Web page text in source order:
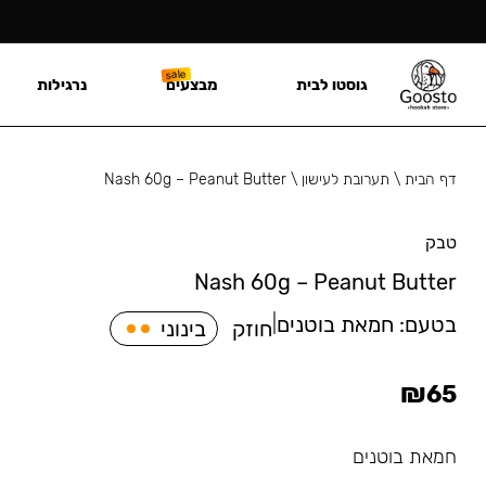
דף הבית\ תערובת לעישון \
Nash 60g – Peanut Butter
טבק
Nash 60g – Peanut Butter
בטעם: חמאת בוטנים חוזק בינוני
₪65
חמאת בוטנים
גוסטו לבית מבצעים נרגילות